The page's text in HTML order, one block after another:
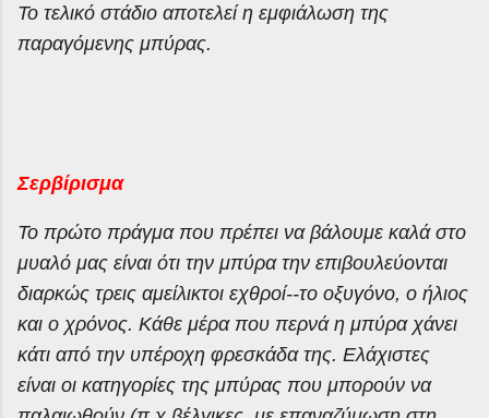
Το τελικό στάδιο αποτελεί η εμφιάλωση της
παραγόμενης μπύρας.
Σερβίρισμα
Το πρώτο πράγμα που πρέπει να βάλουμε καλά στο
μυαλό μας είναι ότι την μπύρα την επιβουλεύονται
διαρκώς τρεις αμείλικτοι εχθροί--το οξυγόνο, ο ήλιος
και ο χρόνος. Κάθε μέρα που περνά η μπύρα χάνει
κάτι από την υπέροχη φρεσκάδα της. Ελάχιστες
είναι οι κατηγορίες της μπύρας που μπορούν να